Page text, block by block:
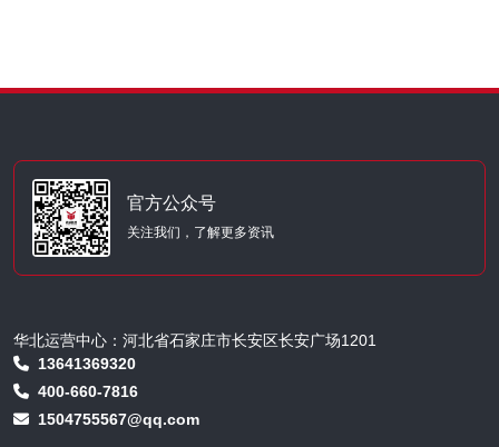
官方公众号
关注我们，了解更多资讯
华北运营中心：河北省石家庄市长安区长安广场1201
13641369320
400-660-7816
1504755567@qq.com